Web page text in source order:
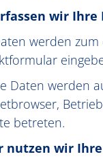
wir Ihre
werden zum
Daten werden
betreten.
nutzen wir